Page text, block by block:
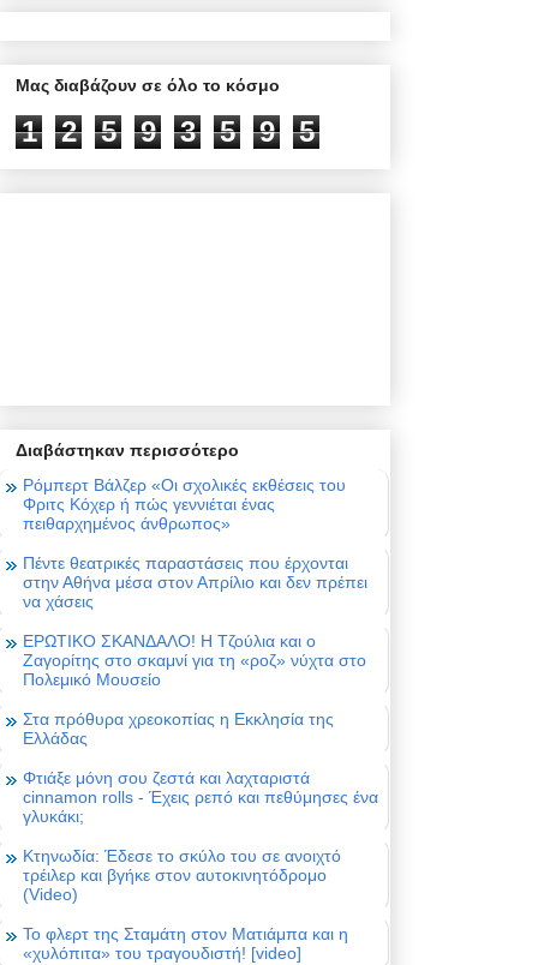
Μας διαβάζουν σε όλο το κόσμο
1 2 5 9 3 5 9 5
Διαβάστηκαν περισσότερο
Ρόμπερτ Βάλζερ «Οι σχολικές εκθέσεις του
Φριτς Κόχερ ή πώς γεννιέται ένας
πειθαρχημένος άνθρωπος»
Πέντε θεατρικές παραστάσεις που έρχονται
στην Αθήνα μέσα στον Απρίλιο και δεν πρέπει
να χάσεις
ΕΡΩΤΙΚΟ ΣΚΑΝΔΑΛΟ! Η Τζούλια και ο
Ζαγορίτης στο σκαμνί για τη «ροζ» νύχτα στο
Πολεμικό Μουσείο
Στα πρόθυρα χρεοκοπίας η Εκκλησία της
Ελλάδας
Φτιάξε μόνη σου ζεστά και λαχταριστά
cinnamon rolls - Έχεις ρεπό και πεθύμησες ένα
γλυκάκι;
Κτηνωδία: Έδεσε το σκύλο του σε ανοιχτό
τρέιλερ και βγήκε στον αυτοκινητόδρομο
(Video)
Το φλερτ της Σταμάτη στον Ματιάμπα και η
«χυλόπιτα» του τραγουδιστή! [video]